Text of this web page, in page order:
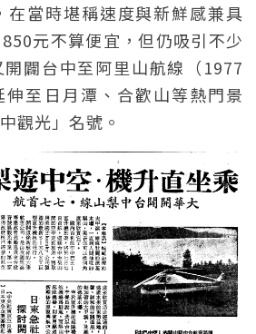
在當時堪稱速度與新鮮感兼具
元不算便宜，但仍吸引不少
闢台中至阿里山航線（1977
至日月潭、合歡山等熱門景
觀光」名號。